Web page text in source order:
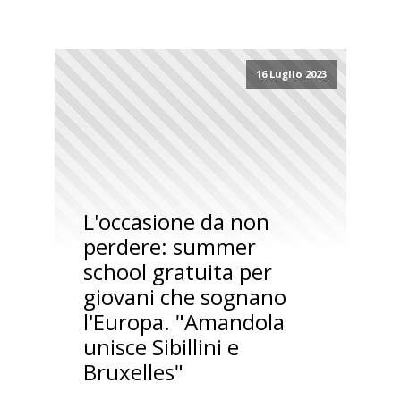
16 Luglio 2023
L'occasione da non
perdere: summer
school gratuita per
giovani che sognano
l'Europa. "Amandola
unisce Sibillini e
Bruxelles"